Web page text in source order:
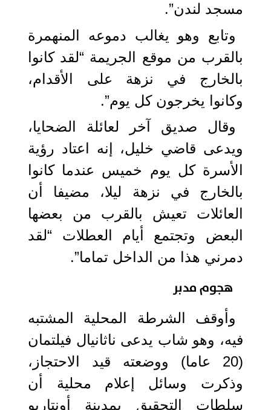
مسجد لندن”.
وتابع وهو يغالب دموعه المنهمرة
بالقرب من موقع الجريمة “لقد كانوا
بالخارج في نزهة على الأقدام،
وكانوا يخرجون كل يوم”.
وقال صديق آخر لعائلة الضحايا،
ويدعى قاضي خليل، إنه اعتاد رؤية
الأسرة كل يوم خميس عندما كانوا
بالخارج في نزهة ليلا، مضيفا أن
العائلات تعيش بالقرب من بعضها
البعض وتجتمع أيام العطلات “لقد
دمرني هذا من الداخل تماما”.
هجوم مدبر
وأوقف الشرطة المحلية المشتبه
فيه، وهو شاب يدعى ناثانيال فيلتمان
(20 عاما) ووضعته قيد الاحتجاز،
وذكرت وسائل إعلام محلية أن
سلطات التحقيق بمدينة أونتاريو